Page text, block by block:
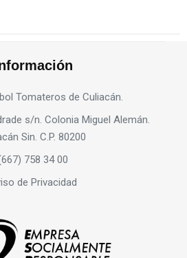
Tomateros de Culiacán.
s/n. Colonia Miguel Alemán.
Sin. C.P. 80200
758 34 00
de Privacidad